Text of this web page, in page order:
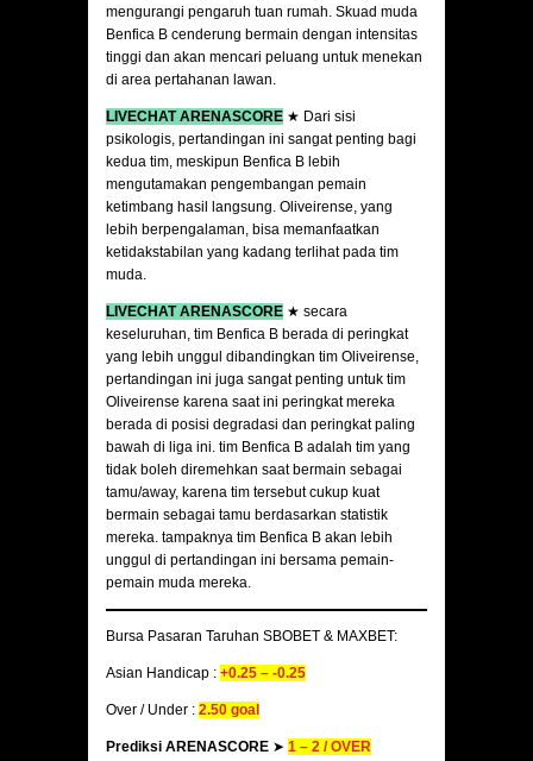
mengurangi pengaruh tuan rumah. Skuad muda
Benfica B cenderung bermain dengan intensitas
tinggi dan akan mencari peluang untuk menekan
di area pertahanan lawan.
LIVECHAT ARENASCORE ★ Dari sisi
psikologis, pertandingan ini sangat penting bagi
kedua tim, meskipun Benfica B lebih
mengutamakan pengembangan pemain
ketimbang hasil langsung. Oliveirense, yang
lebih berpengalaman, bisa memanfaatkan
ketidakstabilan yang kadang terlihat pada tim
muda.
LIVECHAT ARENASCORE ★ secara
keseluruhan, tim Benfica B berada di peringkat
yang lebih unggul dibandingkan tim Oliveirense,
pertandingan ini juga sangat penting untuk tim
Oliveirense karena saat ini peringkat mereka
berada di posisi degradasi dan peringkat paling
bawah di liga ini. tim Benfica B adalah tim yang
tidak boleh diremehkan saat bermain sebagai
tamu/away, karena tim tersebut cukup kuat
bermain sebagai tamu berdasarkan statistik
mereka. tampaknya tim Benfica B akan lebih
unggul di pertandingan ini bersama pemain-
pemain muda mereka.
Bursa Pasaran Taruhan SBOBET & MAXBET:
Asian Handicap : +0.25 – -0.25
Over / Under : 2.50 goal
Prediksi ARENASCORE ➤ 1 – 2 /OVER